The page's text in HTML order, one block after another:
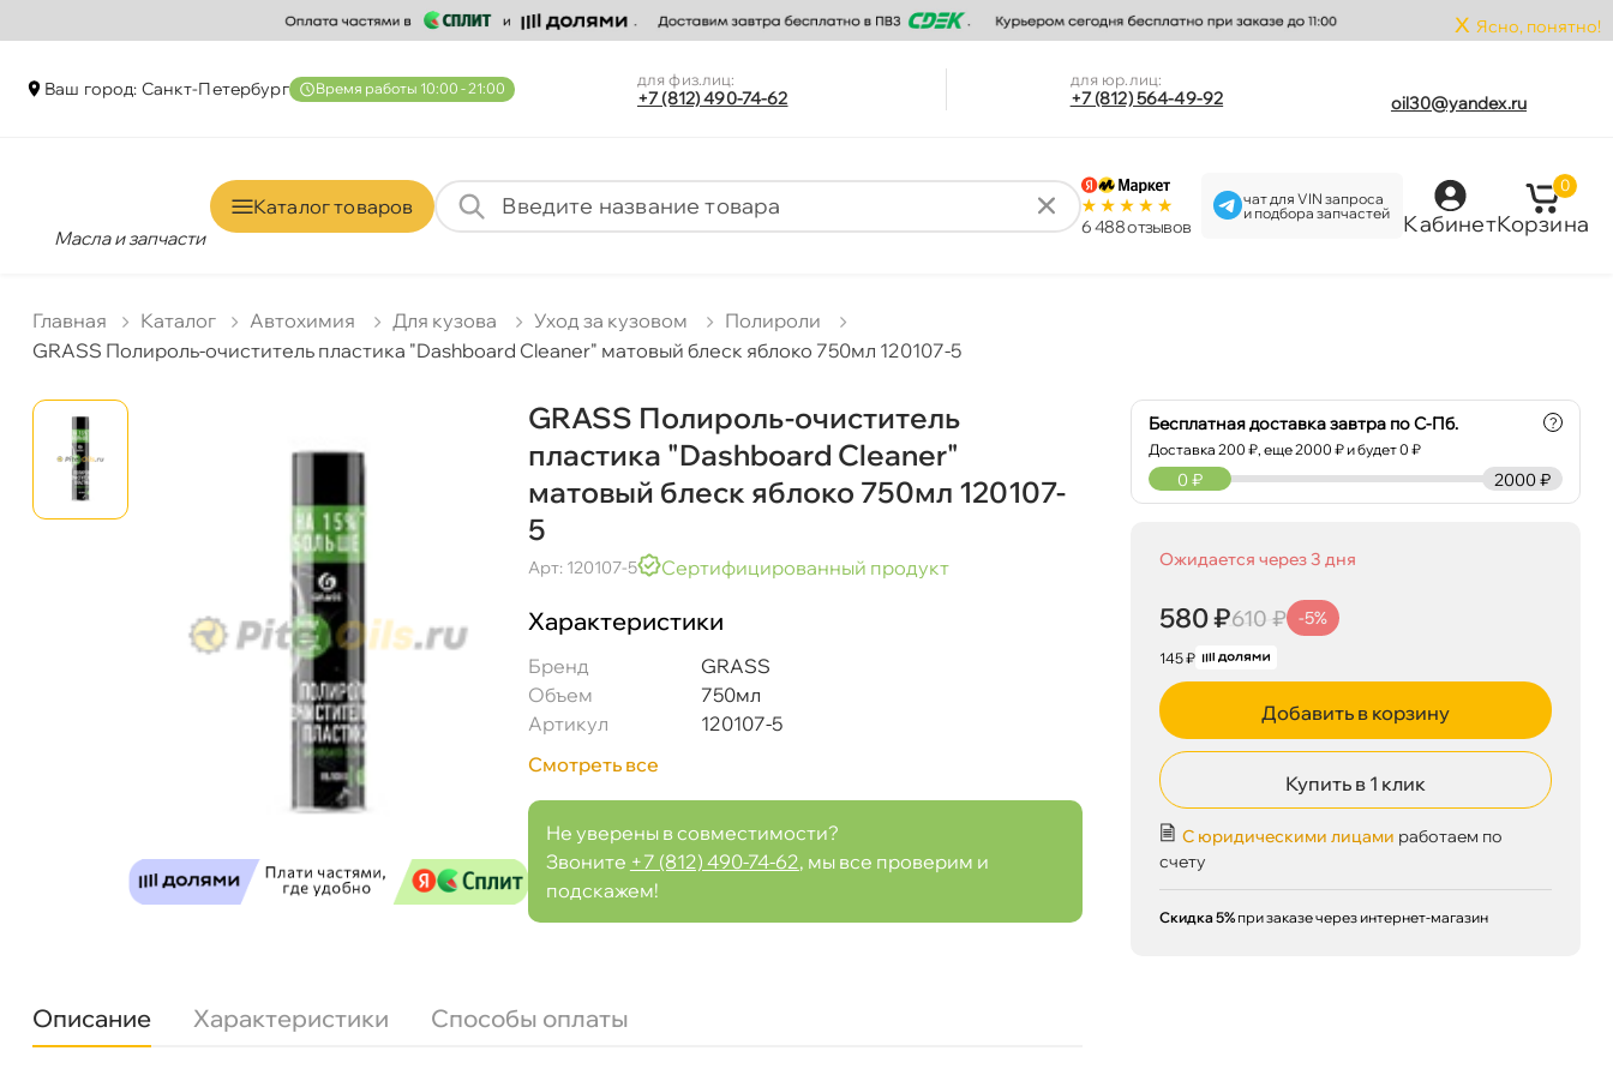
x Ясно, понятно!
аш город: Санкт-Петербур ремя работы 10:00 - 21:00 для физ.лиц:
+7 (812) 490-74-62
для юр.лиц:
+7 (812) 564-49-92 oil30@yandex.ru
Масла и запчасти
Каталог товаро
6 488 отзыво
чат для VIN запроса
и подбора запчастей
Кабинет
0
Корзина
Главная Катало Автохимия Для кузова Уход за кузовом
Полироли
GRASS Полироль-очиститель пластика "Dashboard Cleaner" матовый блеск яблоко 750мл 120107-5
GRASS Полироль-очиститель
пластика "Dashboard Cleaner"
матовый блеск яблоко 750мл 120107-
5
Арт: 120107-5 Сертифицированный продукт
Характеристики
Бренд
GRASS
Объем
750мл
Артикул
120107-5
Смотреть все
Не уверены в совместимости?
Звоните +7 (812) 490-74-62, мы все проверим и
подскажем!
Описание Характеристики Способы оплаты
Бесплатная доставка завтра по С-Пб.
Доставка200 ₽, еще2000 ₽ и будет 0 ₽
?
2000 ₽
0 ₽
Ожидается через 3 дня
580 ₽610 ₽ -5%
145 ₽
Добавить в корзину
Купить в 1 клик
С юридическими лицами работаем по
счету
Скидка 5% при заказе через интернет-магазин